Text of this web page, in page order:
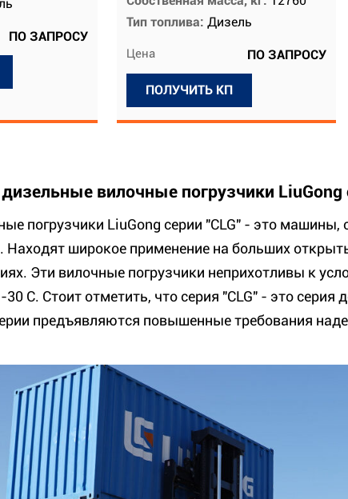
ПО ЗАПРОСУ
Тип топлива: Дизель
Цена ПО ЗАПРОСУ
ПОЛУЧИТЬ КП
вилочные погрузчики LiuGong
погрузчики LiuGong серии "CLG" - это машины,
Находят широкое применение на больших
Эти вилочные погрузчики неприхотливы к
С. Стоит отметить, что серия "CLG" - это серия
предъявляются повышенные требования